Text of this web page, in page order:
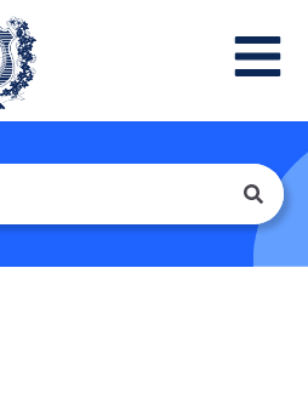
ferramentas